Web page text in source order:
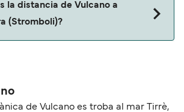
necesites el pasaporte de tus
documentos. Actualmente
con mascotas con:
la distancia de Vulcano a
(Stromboli)?
de Vulcano es troba al mar Tirrè,